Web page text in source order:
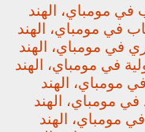
في مومباي، الهند
في مومباي، الهند
في مومباي، الهند
في مومباي، الهند
مومباي، الهند
في مومباي، الهند
مومباي، الهند